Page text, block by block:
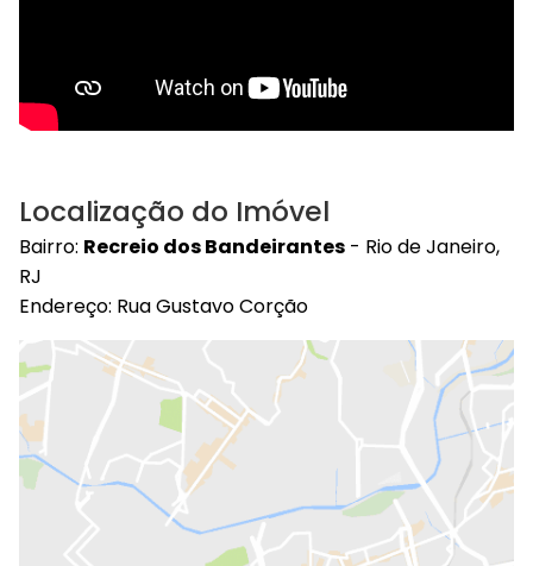
Localização do Imóvel
Bairro: Recreio dos Bandeirantes - Rio de Janeiro,
RJ
Endereço: Rua Gustavo Corção